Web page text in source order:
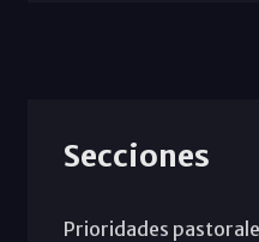
Secciones
Prioridades